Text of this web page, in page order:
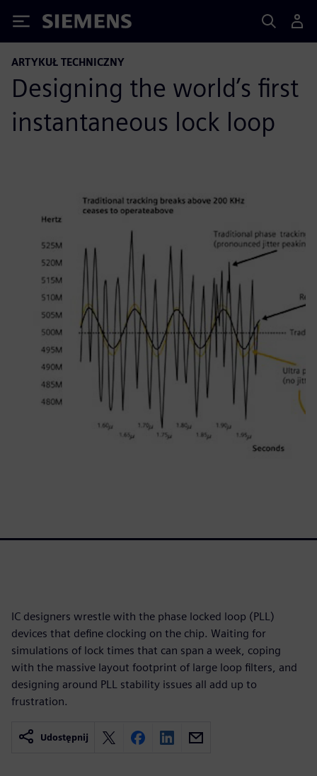
Siemens
ARTYKUŁ TECHNICZNY
Designing the world’s first
instantaneous lock loop
IC designers wrestle with the phase locked loop (PLL)
devices that define clocking on the chip. Waiting for
simulations of lock times that can span a week, coping
with the massive layout footprint of large loop filters, and
designing around PLL stability issues all add up to
frustration.
Udostępnij